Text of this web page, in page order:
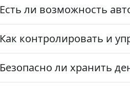
Есть ли возможность
Как контролировать и
Безопасно ли хранить